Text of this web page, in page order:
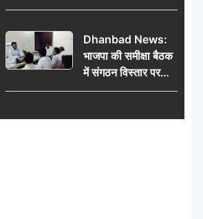
पुलिस मुठभेड़ में दो
किलो चांदी बरामद
Dhanbad News:
भाजपा की समीक्षा बैठक
में संगठन विस्तार पर
मंथन, बीडीओ से
जनसमस्याओं का विवरण